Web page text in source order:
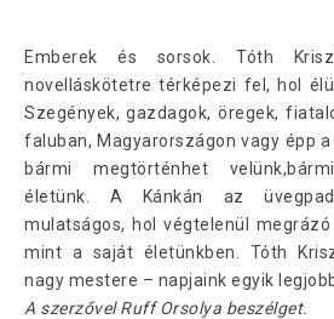
Emberek és sorsok. Tóth
novelláskötetre térképezi fel, hol
Szegények, gazdagok, öregek,
faluban, Magyarországon vagy épp
bármi megtörténhet
életünk. A Kánkán az
mulatságos, hol végtelenül
mint a saját életünkben. Tóth
nagy mestere – napjaink egyik
A szerzővel Ruff Orsolya beszélget.